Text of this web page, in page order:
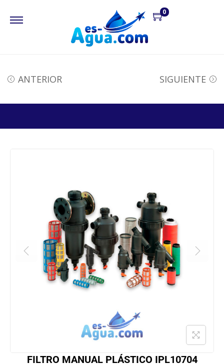
0
ANTERIOR SIGUIENTE
FILTRO MANUAL PLÁSTICO IPL10704